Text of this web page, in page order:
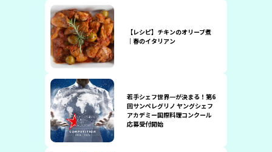
【レシピ】チキンのオリーブ煮
｜春のイタリアン
若手シェフ世界一が決まる！第6
回サンペレグリノ ヤングシェフ
アカデミー国際料理コンクール
応募受付開始